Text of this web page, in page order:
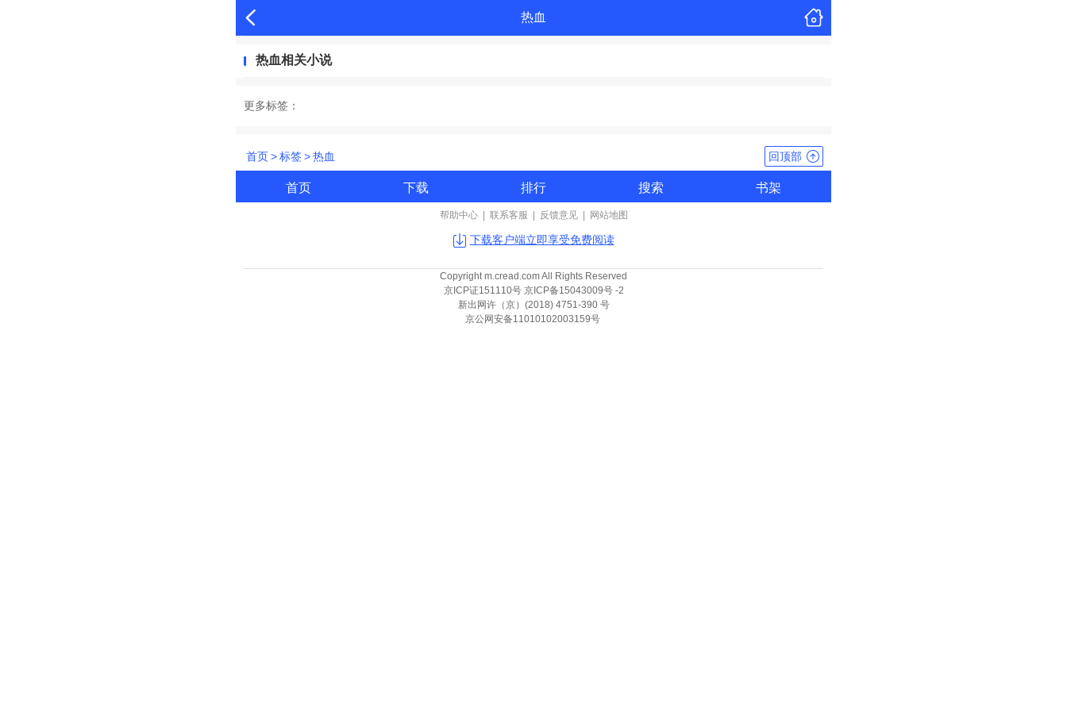
热血
热血相关小说
更多标签：
首页>标签>热血 回顶部
首页 下载 排行 搜索 书架
帮助中心 联系客服 反馈意见 网站地图
下载客户端立即享受免费阅读
Copyright m.cread.com All Rights Reserved
京ICP证151110号 京ICP备15043009号 -2
新出网许（京）(2018) 4751-390 号
京公网安备11010102003159号